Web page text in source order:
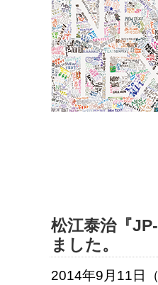
松江泰治『
ました。
2014年9月11日